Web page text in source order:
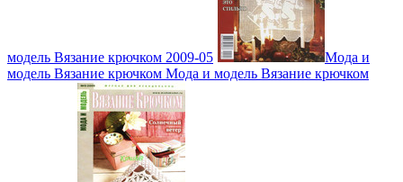
модель Вязание крючком 2009-05
Мода и
модель Вязание крючком Мода и модель Вязание крючком